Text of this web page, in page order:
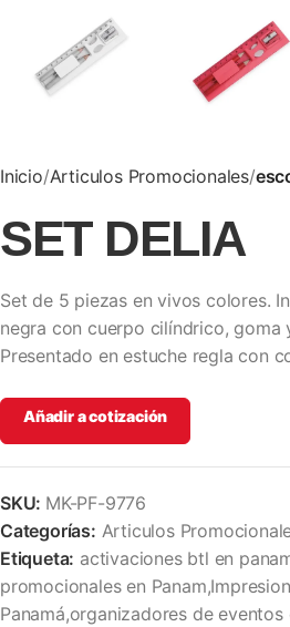
Inicio Articulos Promocionales
SET DELIA
Set de 5 piezas en vivos colores.
negra con cuerpo cilíndrico, goma
Presentado en estuche regla con
Añadir a cotización
SKU: MK-PF-9776
Categorías: Articulos
Etiqueta: activaciones btl en
promocionales en
Panamá,organizadores de eventos